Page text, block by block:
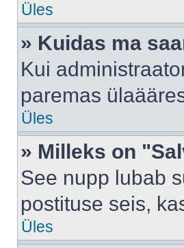
Üles
» Kuidas ma
Kui
paremas
Üles
» Milleks on
See nupp lubab
postituse seis,
Üles